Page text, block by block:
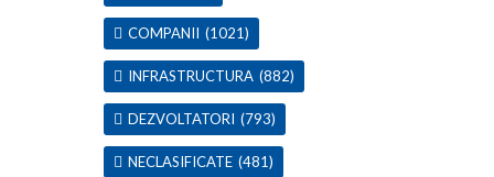
COMPANII (1021)
INFRASTRUCTURA (882)
DEZVOLTATORI (793)
NECLASIFICATE (481)